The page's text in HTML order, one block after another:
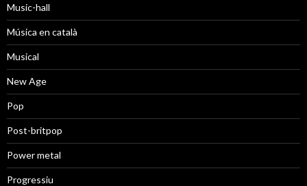
Music-hall
Música en català
Musical
New Age
Pop
Post-britpop
Power metal
Progressiu